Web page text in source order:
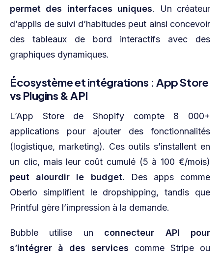
permet des interfaces uniques. Un créateur
d’applis de suivi d’habitudes peut ainsi concevoir
des tableaux de bord interactifs avec des
graphiques dynamiques.
Écosystème et intégrations : App Store
vs Plugins & API
L’App Store de Shopify compte 8 000+
applications pour ajouter des fonctionnalités
(logistique, marketing). Ces outils s’installent en
un clic, mais leur coût cumulé (5 à 100 €/mois)
peut alourdir le budget. Des apps comme
Oberlo simplifient le dropshipping, tandis que
Printful gère l’impression à la demande.
Bubble utilise un connecteur API pour
s’intégrer à des services comme Stripe ou